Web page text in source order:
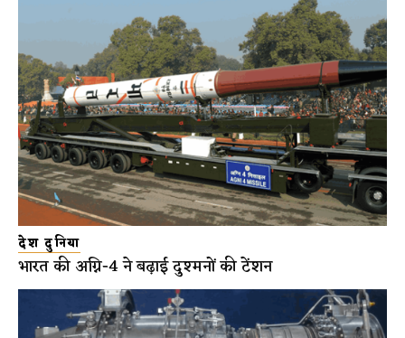
देश दुनिया
भारत की अग्नि-4 ने बढ़ाई दुश्मनों की टेंशन